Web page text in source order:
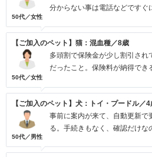
50代／女性
分からない事は電話などですぐ
【ご加入のペット】猫：混血種／8歳
50代／女性
多頭割で保険金が少し割引さ
だったこと。保険料が納得でき
【ご加入のペット】犬：トイ・プードル／4
50代／男性
事前に案内が来て、自動更新で
る。手続きもなく、確認だけな